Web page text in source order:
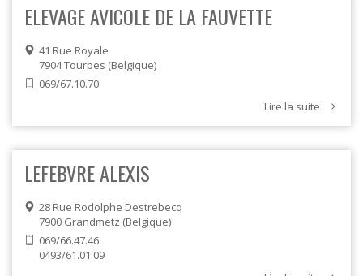
ELEVAGE AVICOLE DE LA FAUVETTE
41 Rue Royale
7904Tourpes Belgique
069/67.10.70
Lire la suite
LEFEBVRE ALEXIS
28 Rue Rodolphe Destrebecq
7900 Grandmetz Belgique
069/66.47.46
0493/61.01.09